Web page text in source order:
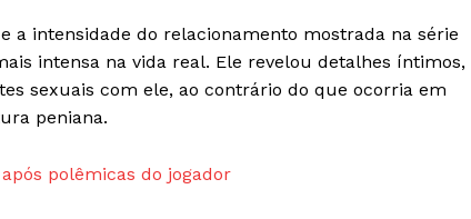
Sobre Nós
Anuncie
Transparência Editorial
a intensidade do relacionamento mostrada na série
intensa na vida real. Ele revelou detalhes íntimos,
sexuais com ele, ao contrário do que ocorria em
peniana.
polêmicas do jogador